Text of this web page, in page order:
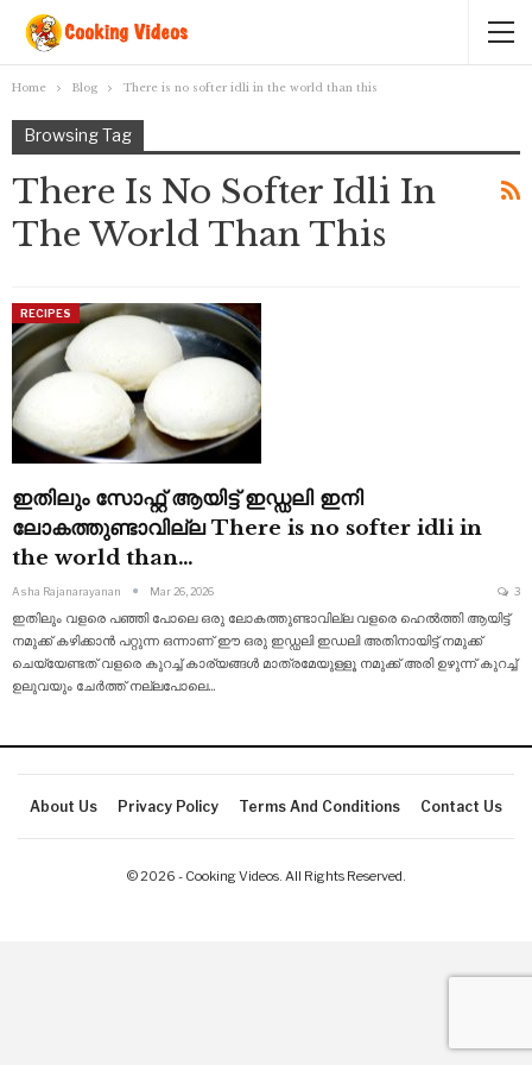
Home Blog There is no softer idli in the world than this
Browsing Tag
There Is No Softer Idli In
The World Than This
RECIPES
ഇതിലും സോഫ്റ്റ്‌ ആയിട്ട് ഇഡ്ഡലി ഇനി
ലോകത്തുണ്ടാവില്ല There is no softer idli in
the world than…
Asha Rajanarayanan Mar 26, 2026 3
ഇതിലും വളരെ പഞ്ഞി പോലെ ഒരു ലോകത്തുണ്ടാവില്ല വളരെ ഹെൽത്തി ആയിട്ട്
നമുക്ക് കഴിക്കാൻ പറ്റുന്ന ഒന്നാണ് ഈ ഒരു ഇഡ്ഡലി ഇഡലി അതിനായിട്ട് നമുക്ക്
ചെയ്യേണ്ടത് വളരെ കുറച്ച് കാര്യങ്ങൾ മാത്രമേയുള്ളൂ നമുക്ക് അരി ഉഴുന്ന് കുറച്ച്
ഉലുവയും ചേർത്ത് നല്ലപോലെ…
About Us Privacy Policy Terms And Conditions Contact Us
© 2026 - Cooking Videos. All Rights Reserved.